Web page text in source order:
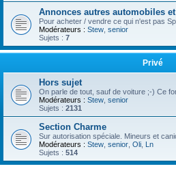
Annonces autres automobiles
Pour acheter / vendre ce qui n'est pas
Modérateurs : Stew senior
Sujets : 7
Privé
Hors sujet
On parle de tout, sauf de voiture ;-) Ce
Modérateurs : Stew senior
Sujets : 2131
Section Charme
Sur autorisation spéciale. Mineurs et
Modérateurs : Stew senior Oli Ln
Sujets : 514